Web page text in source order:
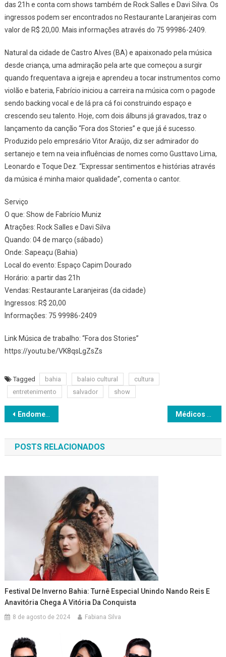
das 21h e conta com shows também de Rock Salles e Davi Silva. Os
ingressos podem ser encontrados no Restaurante Laranjeiras com
valor de R$ 20,00. Mais informações através do 75 99986-2409.
Natural da cidade de Castro Alves (BA) e apaixonado pela música
desde criança, uma admiração pela arte que começou a surgir
quando frequentava a igreja e aprendeu a tocar instrumentos como
violão e bateria, Fabrício iniciou a carreira na música com o pagode
sendo backing vocal e de lá pra cá foi construindo espaço e
crescendo seu talento. Hoje, com dois álbuns já gravados, traz o
lançamento da canção “Fora dos Stories” e que já é sucesso.
Produzido pelo empresário Vitor Araújo, diz ser admirador do
sertanejo e tem na veia influências de nomes como Gusttavo Lima,
Leonardo e Toque Dez. “Expressar sentimentos e histórias através
da música é minha maior qualidade”, comenta o cantor.
Serviço
O que: Show de Fabrício Muniz
Atrações: Rock Salles e Davi Silva
Quando: 04 de março (sábado)
Onde: Sapeaçu (Bahia)
Local do evento: Espaço Capim Dourado
Horário: a partir das 21h
Vendas: Restaurante Laranjeiras (da cidade)
Ingressos: R$ 20,00
Informações: 75 99986-2409
Link Música de trabalho: “Fora dos Stories”
https://youtu.be/VK8qsLgZsZs
Tagged bahia balaio cultural
cultura
entretenimento
salvador show
Navegação
de
Post
Endometriose já afeta mais de 8 milhões de brasileiras e pode causar até infertilidade Médicos do NEF são selecionados para programa de aperfeiçoamento em São Paulo
POSTS RELACIONADOS
Festival De Inverno Bahia: Turnê Especial Unindo Nando Reis E
Anavitória Chega A Vitória Da Conquista
8 de agosto de 2024 Fabiana Silva